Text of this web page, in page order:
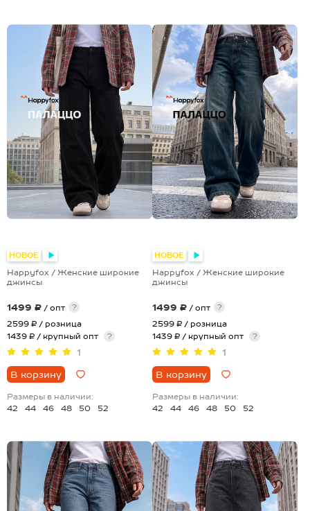
НОВОЕ
Happyfox / Женские широкие
джинсы
1499 ₽ / опт
?
2599 ₽ / розница
1439 ₽ / крупный опт
?
1
В корзину
Размеры в наличии:
42
44 46 48 50 52
НОВОЕ
Happyfox / Женские широкие
джинсы
1499 ₽ / опт
?
2599 ₽ / розница
1439 ₽ / крупный опт
?
1
В корзину
Размеры в наличии:
42
44 46 48 50 52